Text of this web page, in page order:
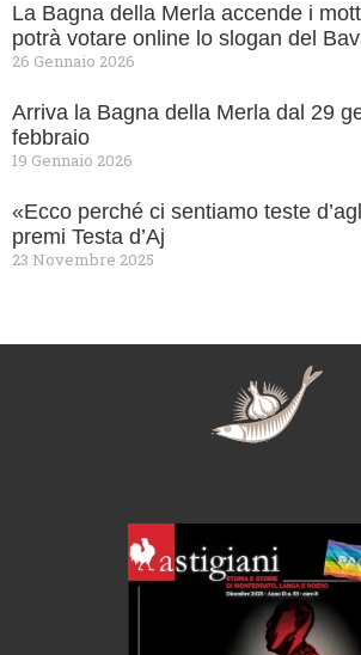
La Bagna della Merla accende i
potrà votare online lo slogan del
26 Gennaio 2026
Arriva la Bagna della Merla dal 29
febbraio
19 Gennaio 2026
«Ecco perché ci sentiamo teste
premi Testa d’Aj
23 Novembre 2025